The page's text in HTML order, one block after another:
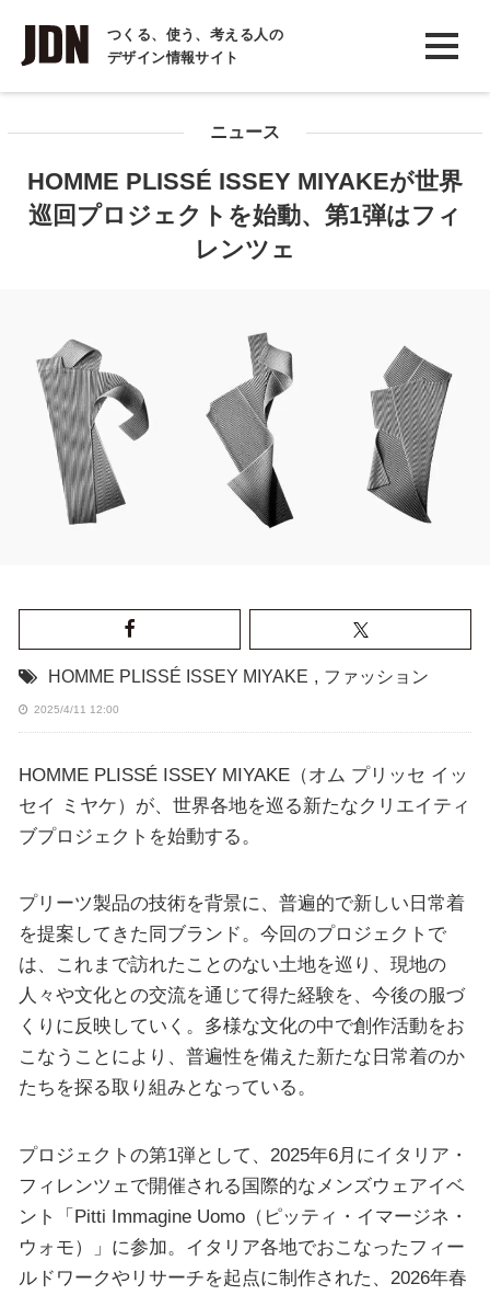
つくる、使う、考える人の
デザイン情報サイト
INTERVIEW
インタビュー
COLUMN
ニュース
HOMME PLISSÉ ISSEY MIYAKEが世界
巡回プロジェクトを始動、第1弾はフィ
レンツェ
HOMME PLISSÉ ISSEY MIYAKE , ファッション
2025/4/11 12:00
HOMME PLISSÉ ISSEY MIYAKE（オム プリッセ イッ
セイ ミヤケ）が、世界各地を巡る新たなクリエイティ
ブプロジェクトを始動する。
プリーツ製品の技術を背景に、普遍的で新しい日常着
を提案してきた同ブランド。今回のプロジェクトで
は、これまで訪れたことのない土地を巡り、現地の
人々や文化との交流を通じて得た経験を、今後の服づ
くりに反映していく。多様な文化の中で創作活動をお
こなうことにより、普遍性を備えた新たな日常着のか
たちを探る取り組みとなっている。
プロジェクトの第1弾として、2025年6月にイタリア・
フィレンツェで開催される国際的なメンズウェアイベ
ント「Pitti Immagine Uomo（ピッティ・イマージネ・
ウォモ）」に参加。イタリア各地でおこなったフィー
ルドワークやリサーチを起点に制作された、2026年春